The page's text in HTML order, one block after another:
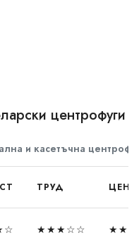
центрофуги
и касетъчна
ТРУД ЦЕНА
★★★☆☆